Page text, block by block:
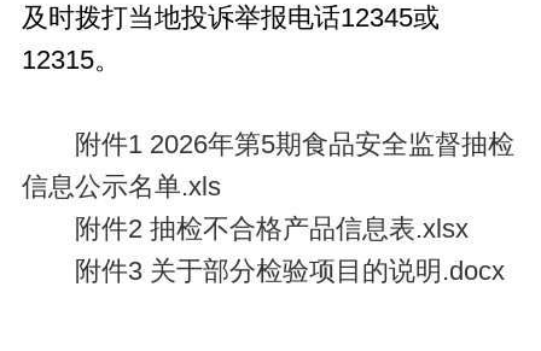
及时拨打当地投诉举报电话12345或
12315。
附件1 2026年第5期食品安全监督抽检
信息公示名单.xls
附件2 抽检不合格产品信息表.xlsx
附件3 关于部分检验项目的说明.docx